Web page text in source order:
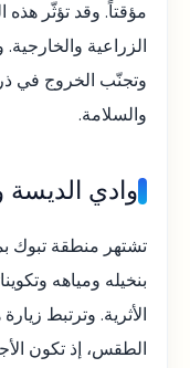
مؤقتاً. وقد تؤثّر
الزراعية
وتجنّب الخروج في
والسلامة.
وادي الديسة
تشتهر منطقة تبوك
بنخيله ومياهه
الأثرية. وترتبط
الطقس، إذ تكون